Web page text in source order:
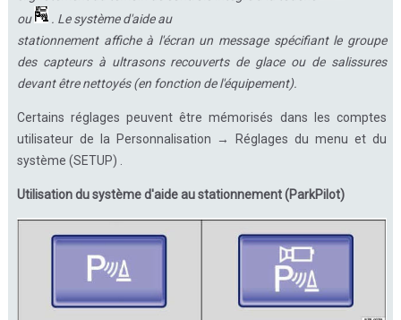
ou
. Le système d'aide au
stationnement affiche à l'écran un message spécifiant le groupe
des capteurs à ultrasons recouverts de glace ou de salissures
devant être nettoyés (en fonction de l'équipement).
Certains réglages peuvent être mémorisés dans les comptes
utilisateur de la Personnalisation → Réglages du menu et du
système (SETUP) .
Utilisation du système d'aide au stationnement (ParkPilot)